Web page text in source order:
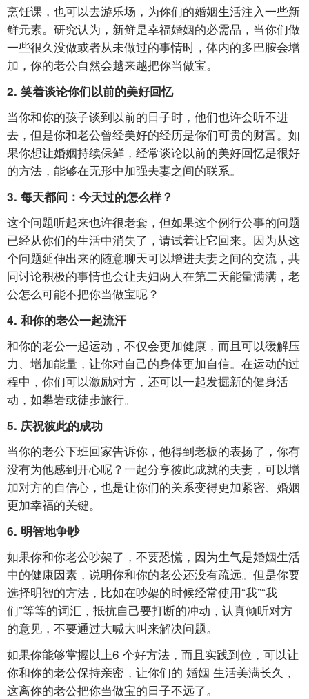
烹饪课，也可以去游乐场，为你们的婚姻生活注入一些新
鲜元素。研究认为，新鲜是幸福婚姻的必需品，当你们做
一些很久没做或者从未做过的事情时，体内的多巴胺会增
加，你的老公自然会越来越把你当做宝。
2. 笑着谈论你们以前的美好回忆
当你和你的孩子谈到以前的日子时，他们也许会听不进
去，但是你和老公曾经美好的经历是你们可贵的财富。如
果你想让婚姻持续保鲜，经常谈论以前的美好回忆是很好
的方法，能够在无形中加强夫妻之间的联系。
3. 每天都问：今天过的怎么样？
这个问题听起来也许很老套，但如果这个例行公事的问题
已经从你们的生活中消失了，请试着让它回来。因为从这
个问题延伸出来的随意聊天可以增进夫妻之间的交流，共
同讨论积极的事情也会让夫妇两人在第二天能量满满，老
公怎么可能不把你当做宝呢？
4. 和你的老公一起流汗
和你的老公一起运动，不仅会更加健康，而且可以缓解压
力、增加能量，让你对自己的身体更加自信。在运动的过
程中，你们可以激励对方，还可以一起发掘新的健身活
动，如攀岩或徒步旅行。
5. 庆祝彼此的成功
当你的老公下班回家告诉你，他得到老板的表扬了，你有
没有为他感到开心呢？一起分享彼此成就的夫妻，可以增
加对方的自信心，也是让你们的关系变得更加紧密、婚姻
更加幸福的关键。
6. 明智地争吵
如果你和你老公吵架了，不要恐慌，因为生气是婚姻生活
中的健康因素，说明你和你的老公还没有疏远。但是你要
选择明智的方法，比如在吵架的时候经常使用“我”“我
们”等等的词汇，抵抗自己要打断的冲动，认真倾听对方
的意见，不要通过大喊大叫来解决问题。
如果你能够掌握以上6 个好方法，而且实践到位，可以让
你和你的老公保持亲密，让你们的 婚姻 生活美满长久，
这离你的老公把你当做宝的日子不远了。